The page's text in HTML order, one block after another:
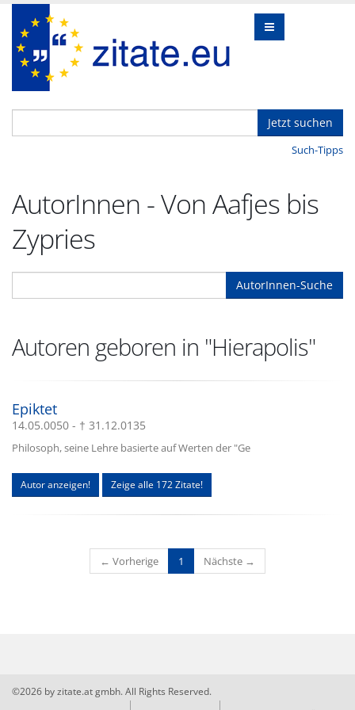
Jetzt suchen
Such-Tipps
AutorInnen - Von Aafjes bis
Zypries
AutorInnen-Suche
Autoren geboren in "Hierapolis"
Epiktet
14.05.0050 - † 31.12.0135
Philosoph, seine Lehre basierte auf Werten der "Ge
Autor anzeigen! Zeige alle 172 Zitate!
← Vorherige 1 (current)
Nächste →
©2026 by zitate.at gmbh. All Rights Reserved.